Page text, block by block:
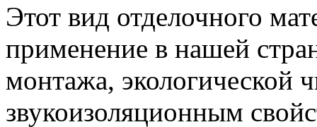
Этот вид отделочного
применение в нашей
монтажа, экологической
звукоизоляционным